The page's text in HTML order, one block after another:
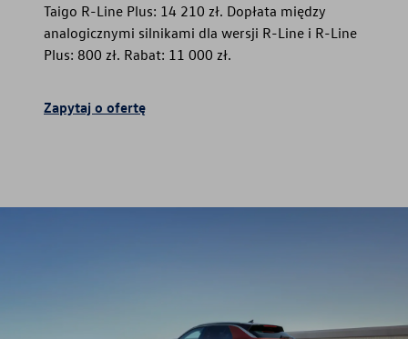
Taigo R-Line Plus: 14 210 zł. Dopłata między
analogicznymi silnikami dla wersji R-Line i R-Line
Plus: 800 zł. Rabat: 11 000 zł.
Zapytaj o ofertę